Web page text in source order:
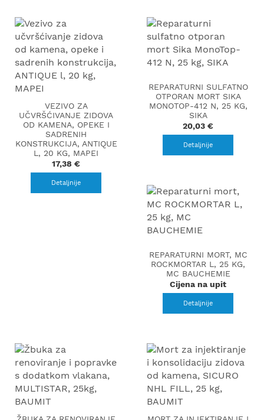
VEZIVO ZA
UČVRŠĆIVANJE ZIDOVA
OD KAMENA, OPEKE I
SADRENIH
KONSTRUKCIJA, ANTIQUE
L, 20 KG, MAPEI
17,38 €
Detaljnije
REPARATURNI SULFATNO
OTPORAN MORT SIKA
MONOTOP-412 N, 25 KG,
SIKA
20,03 €
Detaljnije
REPARATURNI MORT, MC
ROCKMORTAR L, 25 KG,
MC BAUCHEMIE
Cijena na upit
Detaljnije